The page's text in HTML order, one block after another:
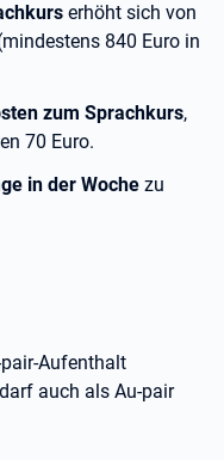
erhöht sich von
840 Euro in
zum Sprachkurs,
70 Euro.
in der Woche zu
Aufenthalt
auch als Au-pair